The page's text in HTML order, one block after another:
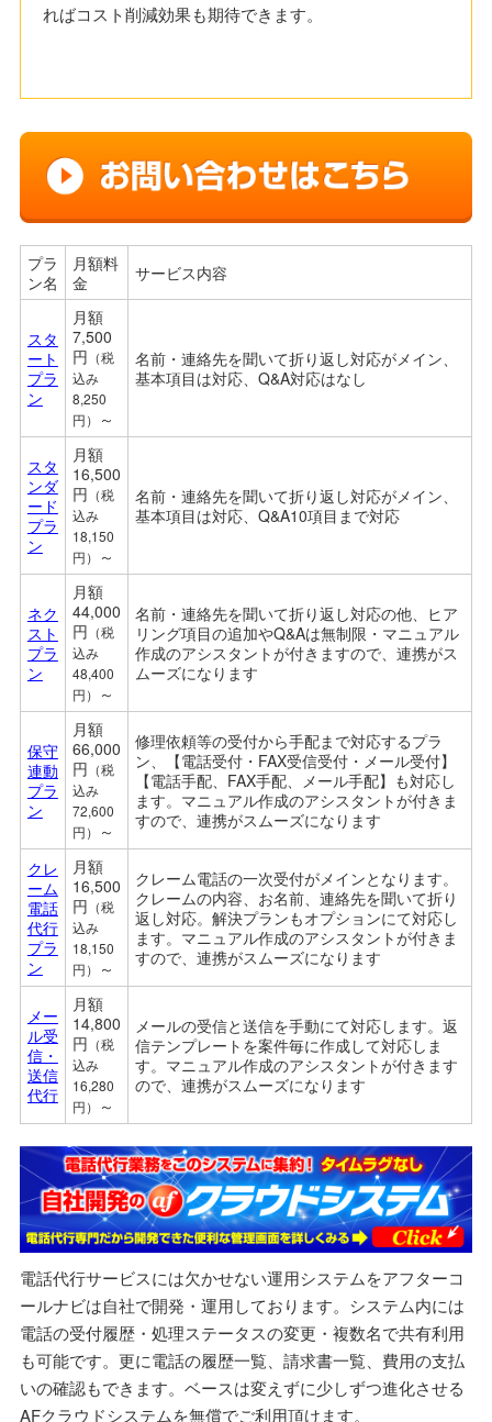
ればコスト削減効果も期待できます。
プラ
ン名
月額料
金
サービス内容
スタ
ート
プラ
ン
月額
7,500
円 （税
込み
8,250
円） ～
名前・連絡先を聞いて折り返し対応がメイン、
基本項目は対応、Q&A対応はなし
スタ
ンダ
ード
プラ
ン
月額
16,500
円 （税
込み
18,150
円） ～
名前・連絡先を聞いて折り返し対応がメイン、
基本項目は対応、Q&A10項目まで対応
ネク
スト
プラ
ン
月額
44,000
円 （税
込み
48,400
円） ～
名前・連絡先を聞いて折り返し対応の他、ヒア
リング項目の追加やQ&Aは無制限・マニュアル
作成のアシスタントが付きますので、連携がス
ムーズになります
保守
連動
プラ
ン
月額
66,000
円 （税
込み
72,600
円） ～
修理依頼等の受付から手配まで対応するプラ
ン、【電話受付・FAX受信受付・メール受付】
【電話手配、FAX手配、メール手配】も対応し
ます。マニュアル作成のアシスタントが付きま
すので、連携がスムーズになります
クレ
ーム
電話
代行
プラ
ン
月額
16,500
円 （税
込み
18,150
円） ～
クレーム電話の一次受付がメインとなります。
クレームの内容、お名前、連絡先を聞いて折り
返し対応。解決プランもオプションにて対応し
ます。 マニュアル作成のアシスタントが付きま
すので、連携がスムーズになります
メー
ル受
信・
送信
代行
月額
14,800
円 （税
込み
16,280
円） ～
メールの受信と送信を手動にて対応します。返
信テンプレートを案件毎に作成して対応しま
す。 マニュアル作成のアシスタントが付きます
ので、連携がスムーズになります
電話代行サービスには欠かせない運用システムをアフターコ
ールナビは自社で開発・運用しております。システム内には
電話の受付履歴・処理ステータスの変更・複数名で共有利用
も可能です。更に電話の履歴一覧、請求書一覧、費用の支払
いの確認もできます。ベースは変えずに少しずつ進化させる
AFクラウドシステムを無償でご利用頂けます。